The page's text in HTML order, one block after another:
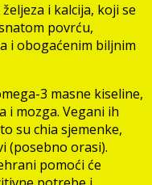
i kalcija, koji se
povrću,
i obogaćenim biljnim
3 masne kiseline,
i mozga. Vegani ih
su chia sjemenke,
(posebno orasi).
pomoći će